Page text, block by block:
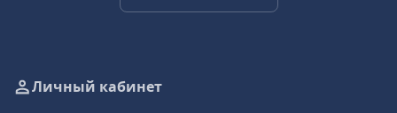
Личный кабинет